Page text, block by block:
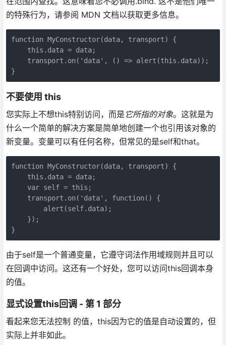
的特殊行为，请参阅 MDN 文档以获取更多信息。
function MyConstructor(data, transport) {
    this.data = data;
    transport.on('data', () => alert(this.data));
不要使用 this
您实际上不想this特别访问，而是 它所指的对象。这就是为
什么一个简单的解决方案是简单地创建一个也引用该对象的
新变量。变量可以有任何名称，但常见的是self和that。
function MyConstructor(data, transport) {
    this.data = data;
    var self = this;
    transport.on('data', function() {
        alert(self.data);
    });
由于self是一个普通变量，它遵守词法作用域规则并且可以
在回调中访问。这还有一个好处，您可以访问this回调本身
的值。
显式设置this回调 - 第 1 部分
看起来您无法控制 的值，this因为它的值是自动设置的，但
实际上并非如此。